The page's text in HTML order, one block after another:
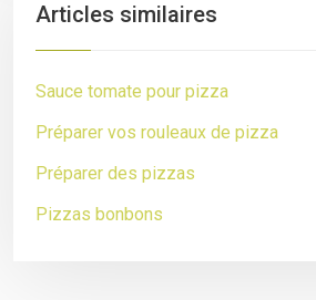
Articles similaires
Sauce tomate pour pizza
Préparer vos rouleaux de pizza
Préparer des pizzas
Pizzas bonbons